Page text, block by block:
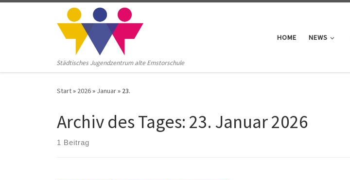
Zum Inhalt springen
Städtisches Jugendzentrum alte Emstorschule
HOME NEWS
Start» 2026» Januar» 23.
Archiv des Tages: 23. Januar 2026
1 Beitrag